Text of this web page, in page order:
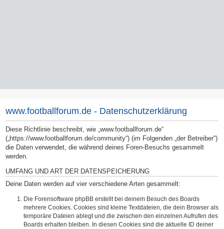
www.footballforum.de - Datenschutzerklärung
Diese Richtlinie beschreibt, wie „www.footballforum.de“
(„https://www.footballforum.de/community“) (im Folgenden „der Betreiber“)
die Daten verwendet, die während deines Foren-Besuchs gesammelt
werden.
UMFANG UND ART DER DATENSPEICHERUNG
Deine Daten werden auf vier verschiedene Arten gesammelt:
Die Forensoftware phpBB erstellt bei deinem Besuch des Boards
mehrere Cookies. Cookies sind kleine Textdateien, die dein Browser als
temporäre Dateien ablegt und die zwischen den einzelnen Aufrufen des
Boards erhalten bleiben. In diesen Cookies sind die aktuelle ID deiner